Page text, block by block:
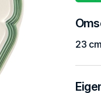
23 cm